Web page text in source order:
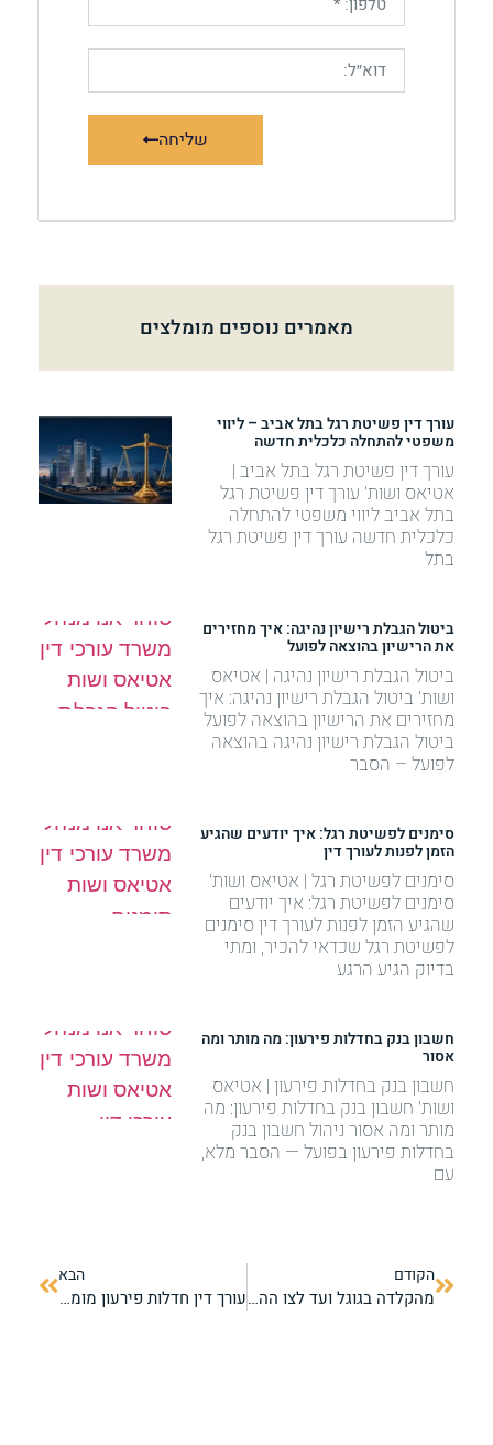
שליחה
מאמרים נוספים מומלצים
עורך דין פשיטת רגל בתל אביב – ליווי
משפטי להתחלה כלכלית חדשה
עורך דין פשיטת רגל בתל אביב |
אטיאס ושות' עורך דין פשיטת רגל
בתל אביב ליווי משפטי להתחלה
כלכלית חדשה עורך דין פשיטת רגל
בתל
ביטול הגבלת רישיון נהיגה: איך מחזירים
את הרישיון בהוצאה לפועל
ביטול הגבלת רישיון נהיגה | אטיאס
ושות' ביטול הגבלת רישיון נהיגה: איך
מחזירים את הרישיון בהוצאה לפועל
ביטול הגבלת רישיון נהיגה בהוצאה
לפועל – הסבר
סימנים לפשיטת רגל: איך יודעים שהגיע
הזמן לפנות לעורך דין
סימנים לפשיטת רגל | אטיאס ושות'
סימנים לפשיטת רגל: איך יודעים
שהגיע הזמן לפנות לעורך דין סימנים
לפשיטת רגל שכדאי להכיר, ומתי
בדיוק הגיע הרגע
חשבון בנק בחדלות פירעון: מה מותר ומה
אסור
חשבון בנק בחדלות פירעון | אטיאס
ושות' חשבון בנק בחדלות פירעון: מה
מותר ומה אסור ניהול חשבון בנק
בחדלות פירעון בפועל — הסבר מלא,
עם
הקודם
מהקלדה בגוגל ועד לצו ההפטר — מחיקת חובות בישראל
הבא
עורך דין חדלות פירעון מומלץ — מהקריות ועד כפר סבא